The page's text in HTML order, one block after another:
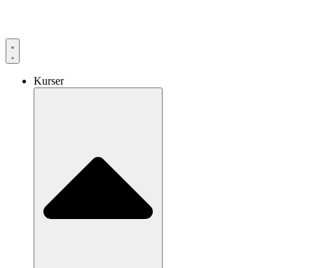
innehåll
Kurser